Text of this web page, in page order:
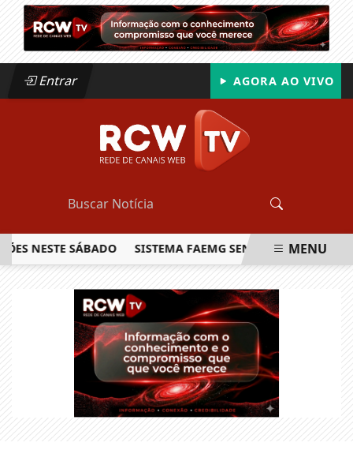
Entrar AGORA AO VIVO
SÁBADO SISTEMA FAEMG SENAR LANÇA OMENU